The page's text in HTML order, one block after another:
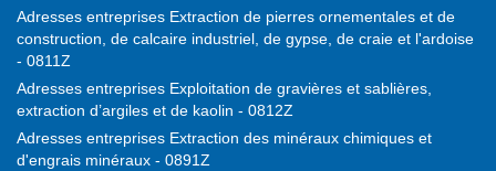
Adresses entreprises Extraction de pierres ornementales et de
construction, de calcaire industriel, de gypse, de craie et l'ardoise
- 0811Z
Adresses entreprises Exploitation de gravières et sablières,
extraction d’argiles et de kaolin - 0812Z
Adresses entreprises Extraction des minéraux chimiques et
d'engrais minéraux - 0891Z